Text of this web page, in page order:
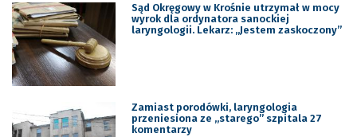
Sąd Okręgowy w Krośnie utrzymał w mocy
wyrok dla ordynatora sanockiej
laryngologii. Lekarz: „Jestem zaskoczony”
Zamiast porodówki, laryngologia
przeniesiona ze „starego” szpitala 27
komentarzy